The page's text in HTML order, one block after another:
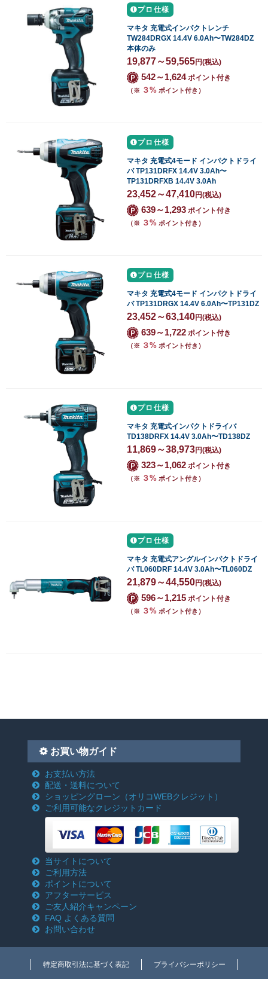
プロ仕様
マキタ 充電式インパクトレンチ
TW284DRGX 14.4V 6.0Ah〜TW284DZ
本体のみ
19,877～59,565円(税込)
542～1,624ポイント付き
（※ ３% ポイント付き）
プロ仕様
マキタ 充電式4モード インパクトドライ
バ TP131DRFX 14.4V 3.0Ah〜
TP131DRFXB 14.4V 3.0Ah
23,452～47,410円(税込)
639～1,293 ポイント付き
（※ ３% ポイント付き）
プロ仕様
マキタ 充電式4モード インパクトドライ
バ TP131DRGX 14.4V 6.0Ah〜TP131DZ
23,452～63,140円(税込)
639～1,722 ポイント付き
（※ ３% ポイント付き）
プロ仕様
マキタ 充電式インパクトドライバ
TD138DRFX 14.4V 3.0Ah〜TD138DZ
11,869～38,973円(税込)
323～1,062 ポイント付き
（※ ３% ポイント付き）
プロ仕様
マキタ 充電式アングルインパクトドライ
バ TL060DRF 14.4V 3.0Ah〜TL060DZ
21,879～44,550円(税込)
596～1,215 ポイント付き
（※ ３% ポイント付き）
お買い物ガイド
お支払い方法
配送・送料について
ショッピングローン （オリコWEBクレジット）
ご利用可能なクレジットカード
当サイトについて
ご利用方法
ポイントについて
アフターサービス
ご友人紹介キャンペーン
FAQ よくある質問
お問い合わせ
特定商取引法に基づく表記 プライバシーポリシー